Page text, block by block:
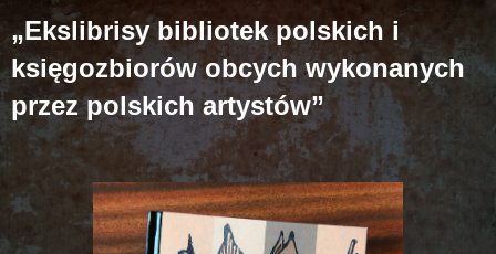
„Ekslibrisy bibliotek polskich i
księgozbiorów obcych wykonanych
przez polskich artystów”